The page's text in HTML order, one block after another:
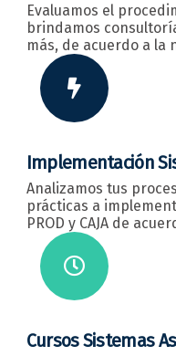
Evaluamos el
brindamos consultoría
más, de acuerdo a la
Implementación
Analizamos tus
prácticas a
PROD y CAJA de
Cursos Sistemas